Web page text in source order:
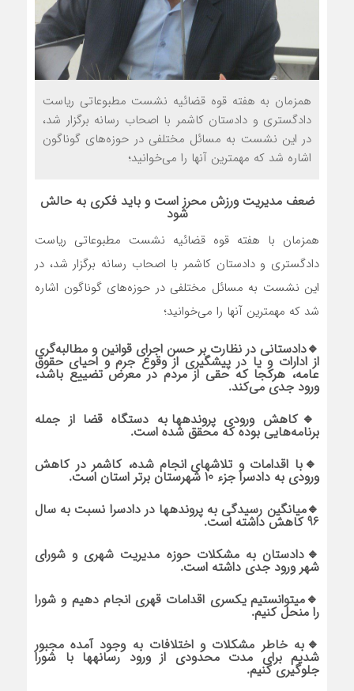
همزمان به هفته قوه قضائیه نشست مطبوعاتی ریاست
دادگستری و دادستان کاشمر با اصحاب رسانه برگزار شد،
در این نشست به مسائل مختلفی در حوزه‌های گوناگون
اشاره شد که مهمترین آنها را می‌خوانید؛
ضعف مدیریت ورزش محرز است و باید فکری به حالش
شود
همزمان با هفته قوه قضائیه نشست مطبوعاتی ریاست
دادگستری و دادستان کاشمر با اصحاب رسانه برگزار شد، در
این نشست به مسائل مختلفی در حوزه‌های گوناگون اشاره
شد که مهمترین آنها را می‌خوانید؛
🔹دادستانی در نظارت بر حسن اجرای قوانین و مطالبه‌گری
از ادارات و یا در پیشگیری از وقوع جرم و احیای حقوق
عامه، هرکجا که حقی از مردم در معرض تضییع باشد،
ورود جدی می‌کند.
🔹کاهش ورودی پرونده‎ها به دستگاه قضا از جمله
برنامه‌هایی بوده که محقق شده است.
🔹با اقدامات و تلاش‎های انجام شده، کاشمر در کاهش
ورودی به دادسرا جزء 10 شهرستان برتر استان است.
🔹میانگین رسیدگی به پرونده‎ها در دادسرا نسبت به سال
96 کاهش داشته است.
🔹دادستان به مشکلات حوزه مدیریت شهری و شورای
شهر ورود جدی داشته است.
🔹می‎توانستیم یکسری اقدامات قهری انجام دهیم و شورا
را منحل کنیم.
🔹به خاطر مشکلات و اختلافات به وجود آمده مجبور
شدیم برای مدت محدودی از ورود رسانه‎ها با شورا
جلوگیری کنیم.